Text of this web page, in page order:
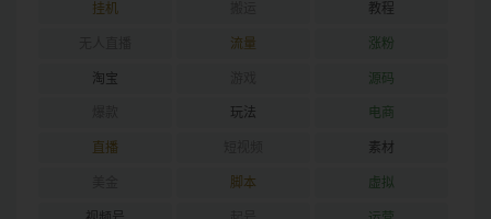
挂机 教程
流量 涨粉
淘宝 源码
玩法 电商
直播 素材
脚本 虚拟